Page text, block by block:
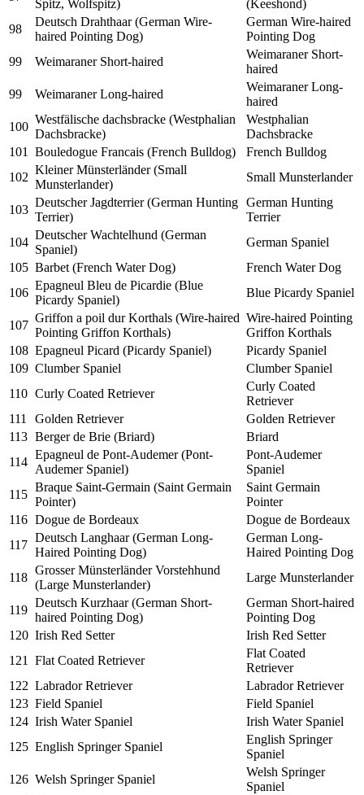
Spitz, Wolfspitz)
(Keeshond)
98
Deutsch Drahthaar (German Wire-
haired Pointing Dog)
German Wire-haired
Pointing Dog
99
Weimaraner Short-haired
Weimaraner Short-
haired
99
Weimaraner Long-haired
Weimaraner Long-
haired
100
Westfälische dachsbracke (Westphalian
Dachsbracke)
Westphalian
Dachsbracke
101
Bouledogue Francais (French Bulldog)
French Bulldog
102
Kleiner Münsterländer (Small
Munsterlander)
Small Munsterlander
103
Deutscher Jagdterrier (German Hunting
Terrier)
German Hunting
Terrier
104
Deutscher Wachtelhund (German
Spaniel)
German Spaniel
105 Barbet (French Water Dog)
French Water Dog
106
Epagneul Bleu de Picardie (Blue
Picardy Spaniel)
Blue Picardy Spaniel
107
Griffon a poil dur Korthals (Wire-haired
Pointing Griffon Korthals)
Wire-haired Pointing
Griffon Korthals
108 Epagneul Picard (Picardy Spaniel)
Picardy Spaniel
109 Clumber Spaniel
Clumber Spaniel
110 Curly Coated Retriever
Curly Coated
Retriever
111
Golden Retriever
Golden Retriever
113 Berger de Brie (Briard)
Briard
114
Epagneul de Pont-Audemer (Pont-
Audemer Spaniel)
Pont-Audemer
Spaniel
115
Braque Saint-Germain (Saint Germain
Pointer)
Saint Germain
Pointer
116 Dogue de Bordeaux
Dogue de Bordeaux
117
Deutsch Langhaar (German Long-
Haired Pointing Dog)
German Long-
Haired Pointing Dog
118
Grosser Münsterländer Vorstehhund
(Large Munsterlander)
Large Munsterlander
119
Deutsch Kurzhaar (German Short-
haired Pointing Dog)
German Short-haired
Pointing Dog
120 Irish Red Setter
Irish Red Setter
121
Flat Coated Retriever
Flat Coated
Retriever
122 Labrador Retriever
Labrador Retriever
123 Field Spaniel
Field Spaniel
124 Irish Water Spaniel
Irish Water Spaniel
125 English Springer Spaniel
English Springer
Spaniel
126 Welsh Springer Spaniel
Welsh Springer
Spaniel